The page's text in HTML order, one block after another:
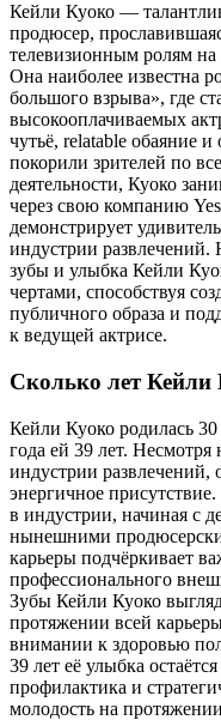
Кейли Куоко —
продюсер,
телевизионным ролям на
Она наиболее известна
большого взрыва», где
высокооплачиваемых
чутьё, relatable обаяние и
покорили зрителей по
деятельности, Куоко
через свою компанию
демонстрирует
индустрии развлечений.
зубы и улыбка Кейли
чертами, способствуя
публичного образа и
к ведущей актрисе.
Сколько лет Кейли
Кейли Куоко родилась
года ей 39 лет. Несмотря
индустрии
энергичное
в индустрии, начиная с
нынешними
карьеры подчёркивает
профессионального
Зубы Кейли Куоко
протяжении всей
внимании к здоровью
39 лет её улыбка
профилактика и
молодость на